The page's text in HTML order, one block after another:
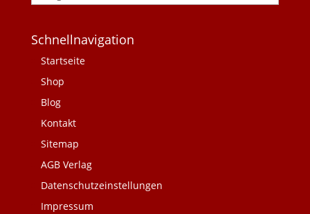
Schnellnavigation
Startseite
Shop
Blog
Kontakt
Sitemap
AGB Verlag
Datenschutzeinstellungen
Impressum